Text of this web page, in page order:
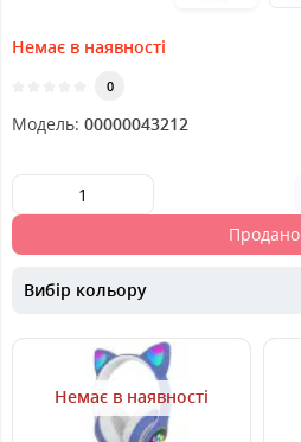
Немає в наявності
0
Модель: 00000043212
Продано
Вибір кольору
Немає в наявності